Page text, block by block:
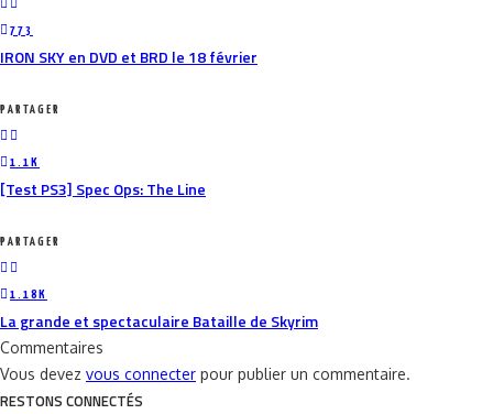
773
IRON SKY en DVD et BRD le 18 février
PARTAGER
1.1K
[Test PS3] Spec Ops: The Line
PARTAGER
1.18K
La grande et spectaculaire Bataille de Skyrim
Commentaires
Vous devez vous connecter pour publier un commentaire.
RESTONS CONNECTÉS